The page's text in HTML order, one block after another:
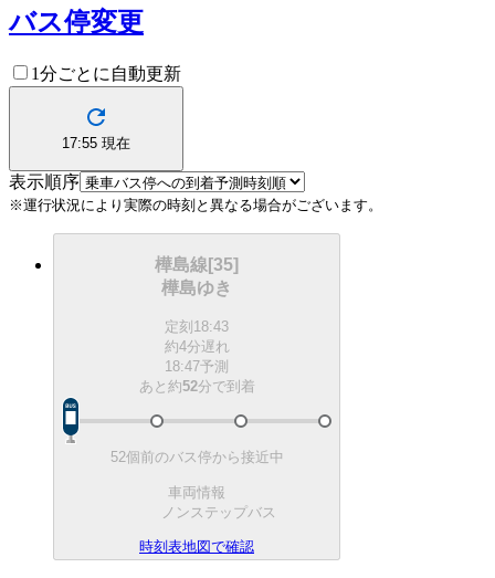
バス停変更
1分ごとに自動更新
17:55 現在
表示順序
※運行状況により実際の時刻と異なる場合がございます。
樺島線[35]
樺島ゆき
定刻 18:43
約4分遅れ
18:47予測
あと約52分で到着
52個前のバス停から接近中
車両情報
ノンステップバス
時刻表地図で確認